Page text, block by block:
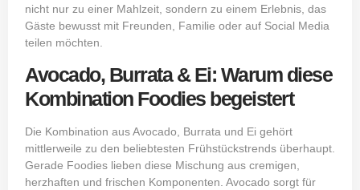
nicht nur zu einer Mahlzeit, sondern zu einem Erlebnis, das
Gäste bewusst mit Freunden, Familie oder auf Social Media
teilen möchten.
Avocado, Burrata & Ei: Warum diese
Kombination Foodies begeistert
Die Kombination aus Avocado, Burrata und Ei gehört
mittlerweile zu den beliebtesten Frühstückstrends überhaupt.
Gerade Foodies lieben diese Mischung aus cremigen,
herzhaften und frischen Komponenten. Avocado sorgt für